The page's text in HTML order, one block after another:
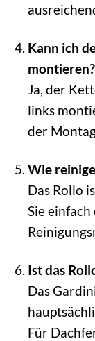
Kann ich
montieren?
Ja, der
links
der
Wie
Das Rollo
Sie
Ist das
Das
Für